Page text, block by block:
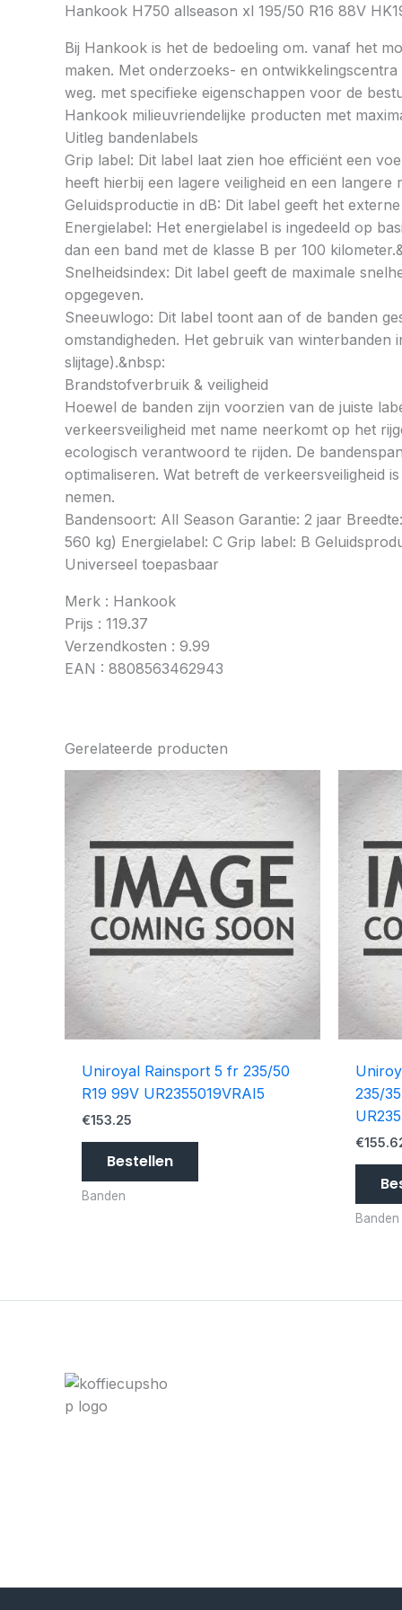
Hankook H750 allseason xl 195/50 R16 88V
Bij Hankook is het de bedoeling om. vanaf het
maken. Met onderzoeks- en
weg. met specifieke eigenschappen voor de
Hankook milieuvriendelijke producten met
Uitleg bandenlabels
Grip label: Dit label laat zien hoe efficiënt een
heeft hierbij een lagere veiligheid en een langere
Geluidsproductie in dB: Dit label geeft het
Energielabel: Het energielabel is ingedeeld op
dan een band met de klasse B per 100
Snelheidsindex: Dit label geeft de maximale
opgegeven.
Sneeuwlogo: Dit label toont aan of de banden
omstandigheden. Het gebruik van winterbanden
slijtage).&nbsp:
Brandstofverbruik & veiligheid
Hoewel de banden zijn voorzien van de juiste
verkeersveiligheid met name neerkomt op het
ecologisch verantwoord te rijden. De
optimaliseren. Wat betreft de verkeersveiligheid
nemen.
Bandensoort: All Season Garantie: 2 jaar
560 kg) Energielabel: C Grip label: B
Universeel toepasbaar
Merk : Hankook
Prijs : 119.37
Verzendkosten : 9.99
EAN : 8808563462943
Gerelateerde producten
Uniroyal Rainsport 5 fr 235/50
R19 99V UR2355019VRAI5
€153.25
Bestellen
Banden
235/
€
Banden